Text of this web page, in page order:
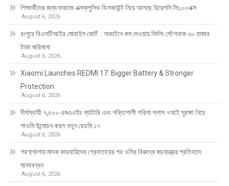
শিক্ষার্থীদের জন্য দারাজে এক্সক্লুসিভ ডিসকাউন্ট নিয়ে আসছে রিয়েলমি সি১০০এক্স
August 6, 2026
রংপুরে বিএসটিআইর মোবাইল কোর্ট : অকটেনে কম দেওয়ায় ফিলিং স্টেশনকে ৩০ হাজার
টাকা জরিমানা
August 6, 2026
Xiaomi Launches REDMI 17: Bigger Battery & Stronger
Protection
August 6, 2026
দীর্ঘস্থায়ী ৭,৫০০ এমএএইচ ব্যাটারি এবং শক্তিশালী গরিলা গ্লাস ৭আই সুরক্ষা নিয়ে
শাওমি উন্মোচন করল নতুন রেডমি ১৭
August 6, 2026
শরণখোলায় মাদক কারবারিদের গ্রেফতারের পর ওসির বিরুদ্ধে ষড়যন্ত্রের প্রতিবাদে
মানববন্ধন
August 6, 2026